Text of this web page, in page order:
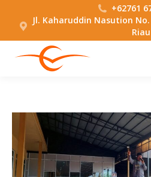
+62761
Jl. Kaharuddin Nasution No.
Riau